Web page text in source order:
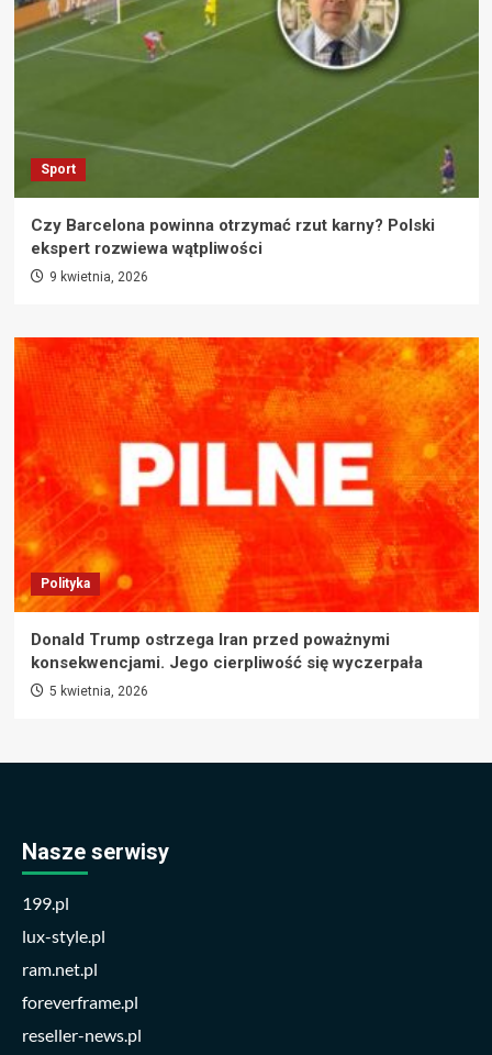
Sport
Czy Barcelona powinna otrzymać rzut karny? Polski
ekspert rozwiewa wątpliwości
9 kwietnia, 2026
Polityka
Donald Trump ostrzega Iran przed poważnymi
konsekwencjami. Jego cierpliwość się wyczerpała
5 kwietnia, 2026
Nasze serwisy
199.pl
lux-style.pl
ram.net.pl
foreverframe.pl
reseller-news.pl